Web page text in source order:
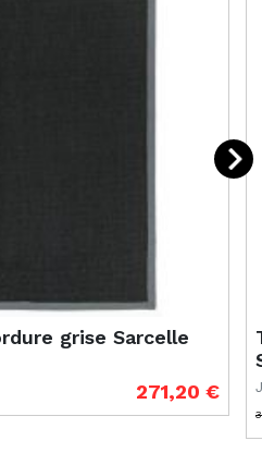
grise Sarcelle
271,20 €